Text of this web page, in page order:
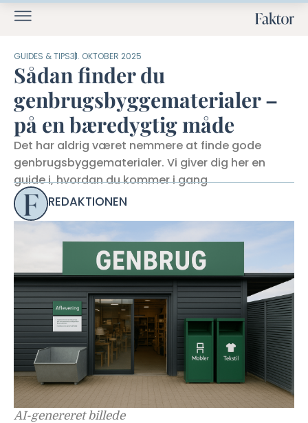
GUIDES & TIPS31. OKTOBER 2025
Sådan finder du
genbrugsbyggematerialer –
på en bæredygtig måde
Det har aldrig været nemmere at finde gode
genbrugsbyggematerialer. Vi giver dig her en
guide i, hvordan du kommer i gang
REDAKTIONEN
AI-genereret billede